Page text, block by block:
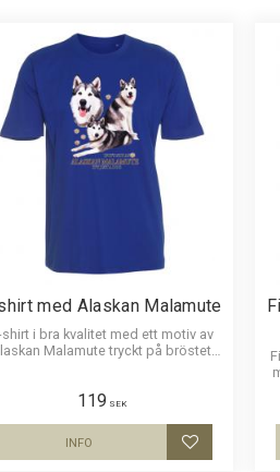
med Alaskan Malamute
shirt i bra kvalitet med ett motiv av
Malamute tryckt på bröstet.
119 SEK
Lägg till i
INFO